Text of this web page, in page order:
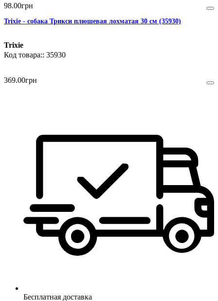
98.00грн
Trixie - собака Трикси плюшевая лохматая 30 см (35930)
Trixie
35930
369.00грн
Бесплатная доставка